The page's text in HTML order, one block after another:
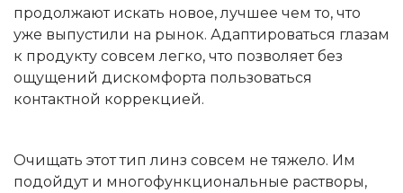
продолжают искать новое, лучшее чем то, что
уже выпустили на рынок. Адаптироваться глазам
к продукту совсем легко, что позволяет без
ощущений дискомфорта пользоваться
контактной коррекцией.
Очищать этот тип линз совсем не тяжело. Им
подойдут и многофункциональные растворы,